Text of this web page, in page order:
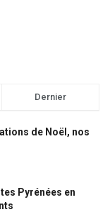
Dernier
de Noël, nos
Pyrénées en